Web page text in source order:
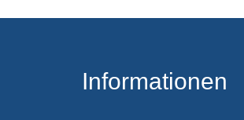
Informationen